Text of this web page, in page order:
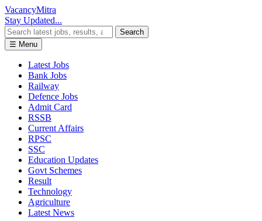
VacancyMitra
Stay Updated...
Search
☰ Menu
Latest Jobs
Bank Jobs
Railway
Defence Jobs
Admit Card
RSSB
Current Affairs
RPSC
SSC
Education Updates
Govt Schemes
Result
Technology
Agriculture
Latest News